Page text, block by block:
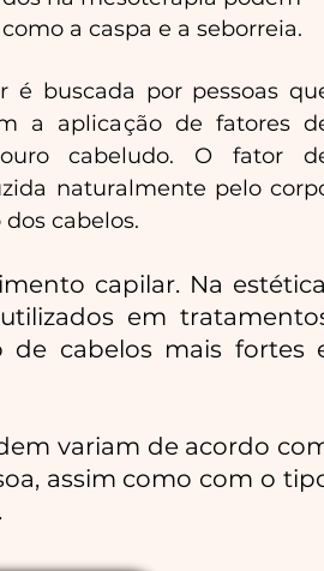
a caspa e a seborreia.
é buscada por pessoas
a aplicação de fatores
cabeludo. O fator
naturalmente pelo
cabelos.
capilar. Na
em
de cabelos mais fortes
variam de acordo
assim como com o